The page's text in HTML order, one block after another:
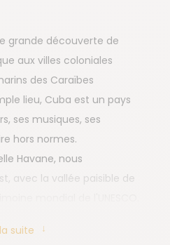
grande découverte de
aux villes coloniales
des Caraïbes
lieu, Cuba est un pays
ses musiques, ses
hors normes.
Havane, nous
avec la vallée paisible de
Sud. Nous profitons
suite